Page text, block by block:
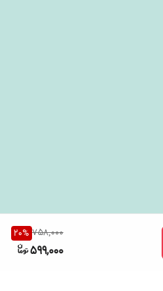
758,000
20%
599,000